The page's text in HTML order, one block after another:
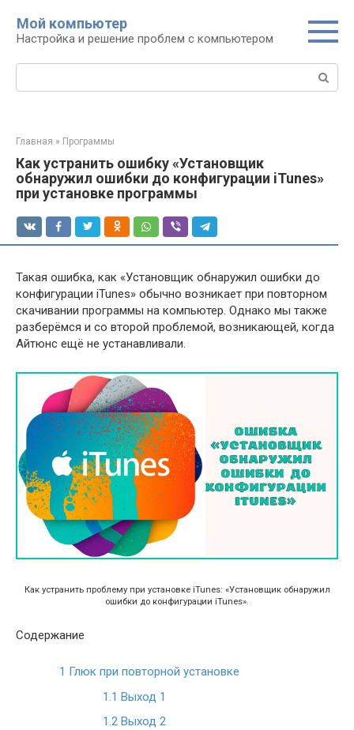
контенту
Мой компьютер
Настройка и решение проблем с компьютером
Поиск:
Главная » Программы
Как устранить ошибку «Установщик
обнаружил ошибки до конфигурации iTunes»
при установке программы
Такая ошибка, как «Установщик обнаружил ошибки до
конфигурации iTunes» обычно возникает при повторном
скачивании программы на компьютер. Однако мы также
разберёмся и со второй проблемой, возникающей, когда
Айтюнс ещё не устанавливали.
Как устранить проблему при установке iTunes: «Установщик обнаружил
ошибки до конфигурации iTunes».
Содержание
1 Глюк при повторной установке
1.1 Выход 1
1.2 Выход 2